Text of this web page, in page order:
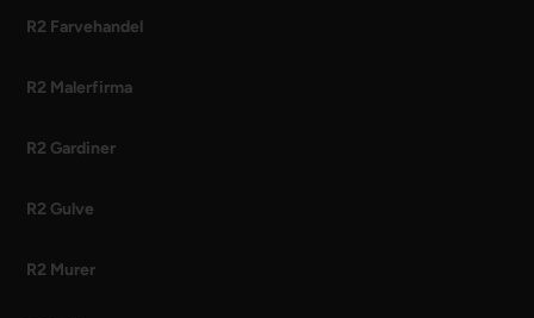
R2 Farvehandel
R2 Malerfirma
R2 Gardiner
R2 Gulve
R2 Murer